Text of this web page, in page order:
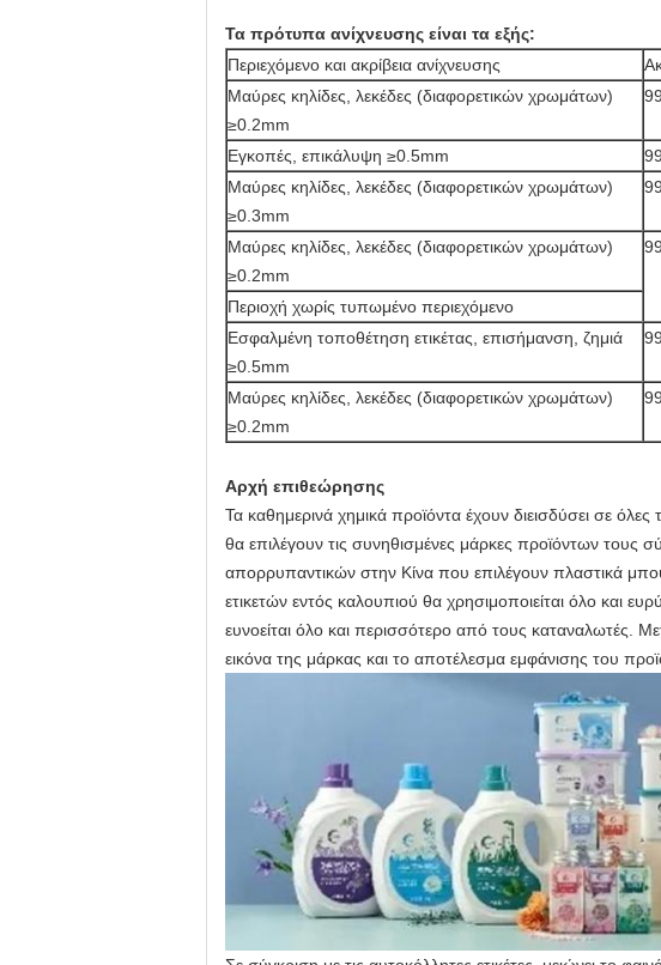
Τα πρότυπα ανίχνευσης είναι τα εξής:
Περιεχόμενο και ακρίβεια ανίχνευσης
Μαύρες κηλίδες, λεκέδες (διαφορετικών χρωμάτων)
≥0.2mm
Εγκοπές, επικάλυψη ≥0.5mm
Μαύρες κηλίδες, λεκέδες (διαφορετικών χρωμάτων)
≥0.3mm
Μαύρες κηλίδες, λεκέδες (διαφορετικών χρωμάτων)
≥0.2mm
Περιοχή χωρίς τυπωμένο περιεχόμενο
Εσφαλμένη τοποθέτηση ετικέτας, επισήμανση, ζημιά
≥0.5mm
Μαύρες κηλίδες, λεκέδες (διαφορετικών χρωμάτων)
≥0.2mm
Αρχή επιθεώρησης
Τα καθημερινά χημικά προϊόντα έχουν διεισδύσει σε
θα επιλέγουν τις συνηθισμένες μάρκες προϊόντων τους
απορρυπαντικών στην Κίνα που επιλέγουν πλαστικά
ετικετών εντός καλουπιού θα χρησιμοποιείται όλο και
ευνοείται όλο και περισσότερο από τους καταναλωτές.
εικόνα της μάρκας και το αποτέλεσμα εμφάνισης του